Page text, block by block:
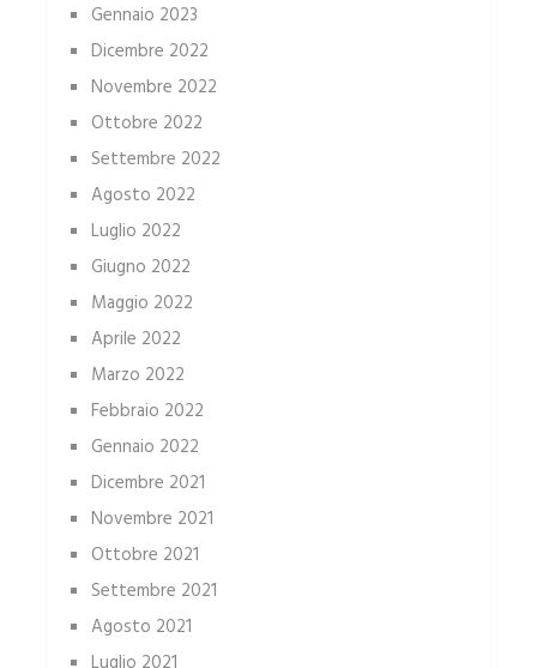
Gennaio 2023
Dicembre 2022
Novembre 2022
Ottobre 2022
Settembre 2022
Agosto 2022
Luglio 2022
Giugno 2022
Maggio 2022
Aprile 2022
Marzo 2022
Febbraio 2022
Gennaio 2022
Dicembre 2021
Novembre 2021
Ottobre 2021
Settembre 2021
Agosto 2021